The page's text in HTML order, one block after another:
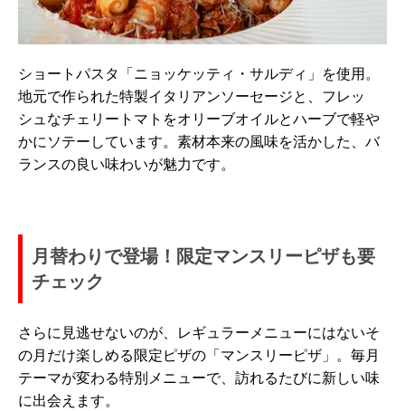
ショートパスタ「ニョッケッティ・サルディ」を使用。
地元で作られた特製イタリアンソーセージと、フレッ
シュなチェリートマトをオリーブオイルとハーブで軽や
かにソテーしています。素材本来の風味を活かした、バ
ランスの良い味わいが魅力です。
月替わりで登場！限定マンスリーピザも要
チェック
さらに見逃せないのが、レギュラーメニューにはないそ
の月だけ楽しめる限定ピザの「マンスリーピザ」。毎月
テーマが変わる特別メニューで、訪れるたびに新しい味
に出会えます。